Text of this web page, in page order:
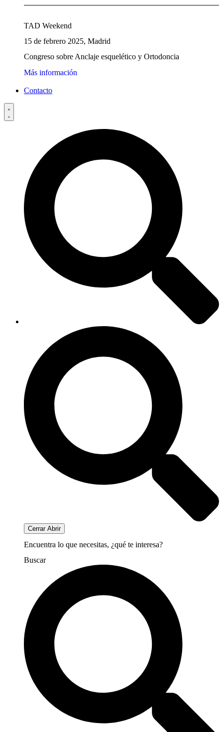
TAD Weekend
15 de febrero 2025, Madrid
Congreso sobre Anclaje esquelético y Ortodoncia
Más información
Contacto
Cerrar Abrir
Encuentra lo que necesitas, ¿qué te interesa?
Buscar